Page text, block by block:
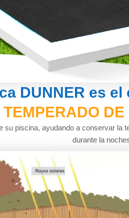
DUNNER es
TEMPERADO DE
su piscina, ayudando a conservar la
durante la